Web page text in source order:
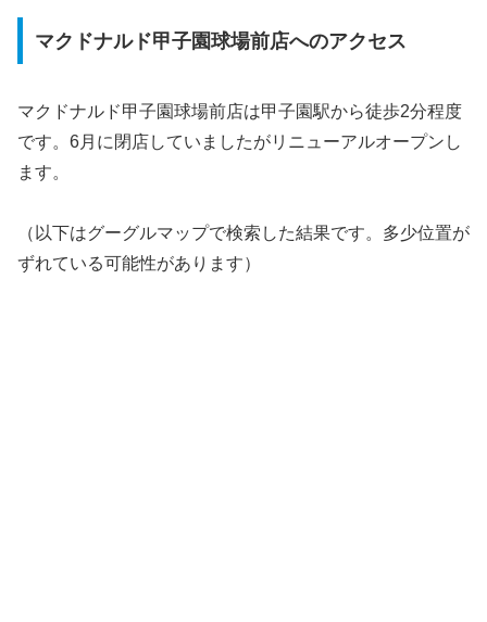
マクドナルド甲子園球場前店へのアクセス
マクドナルド甲子園球場前店は甲子園駅から徒歩2分程度
です。6月に閉店していましたがリニューアルオープンし
ます。
（以下はグーグルマップで検索した結果です。多少位置が
ずれている可能性があります）